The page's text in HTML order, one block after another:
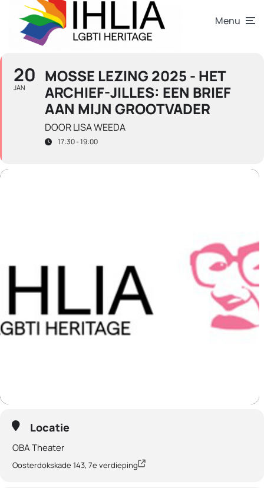
Menu
20
JAN
MOSSE LEZING 2025 - HET
ARCHIEF-JILLES: EEN BRIEF
AAN MIJN GROOTVADER
DOOR LISA WEEDA
17:30 - 19:00
Locatie
OBA Theater
Oosterdokskade 143, 7e verdieping